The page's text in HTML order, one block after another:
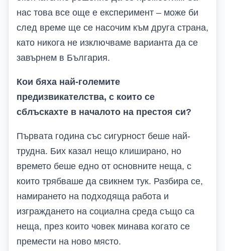
нас това все още е експеримент – може би
след време ще се насочим към друга страна,
като никога не изключваме варианта да се
завърнем в България.
Кои бяха най-големите
предизвикателства, с които се
сблъскахте в началото на престоя си?
Първата година със сигурност беше най-
трудна. Бих казал нещо клиширано, но
времето беше едно от основните неща, с
които трябваше да свикнем тук. Разбира се,
намирането на подходяща работа и
изграждането на социална среда също са
неща, през които човек минава когато се
премести на ново място.